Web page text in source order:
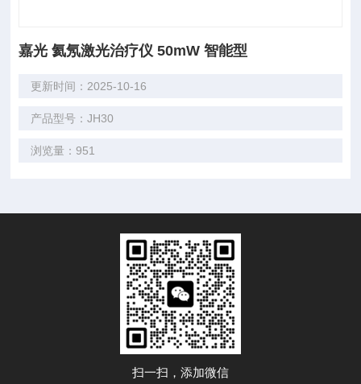
嘉光 氦氖激光治疗仪 50mW 智能型
更新时间：2025-10-16
产品型号：JH30
浏览量：951
扫一扫，添加微信